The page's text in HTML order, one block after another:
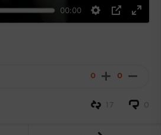
00:00
0 0
0
17